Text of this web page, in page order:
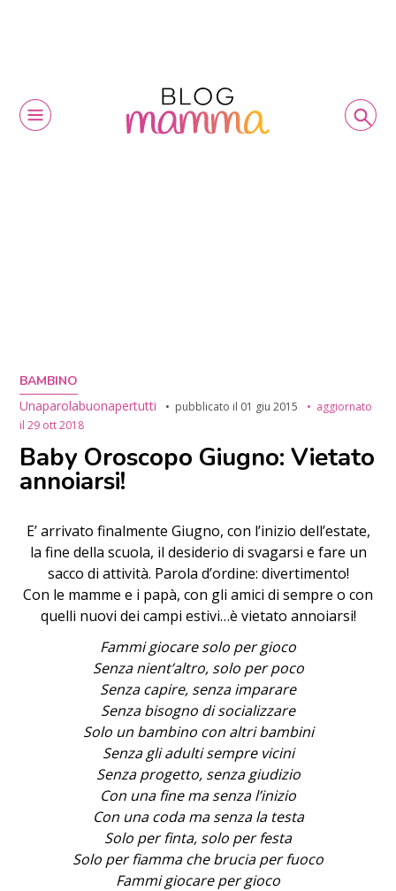
BAMBINO
Unaparolabuonapertutti
pubblicato il 01 giu 2015
aggiornato
il29 ott 2018
Baby Oroscopo Giugno: Vietato
annoiarsi!
E’ arrivato finalmente Giugno, con l’inizio dell’estate,
la fine della scuola, il desiderio di svagarsi e fare un
sacco di attività. Parola d’ordine: divertimento!
Con le mamme e i papà, con gli amici di sempre o con
quelli nuovi dei campi estivi…è vietato annoiarsi!
Fammi giocare solo per gioco
Senza nient’altro, solo per poco
Senza capire, senza imparare
Senza bisogno di socializzare
Solo un bambino con altri bambini
Senza gli adulti sempre vicini
Senza progetto, senza giudizio
Con una fine ma senza l’inizio
Con una coda ma senza la testa
Solo per finta, solo per festa
Solo per fiamma che brucia per fuoco
Fammi giocare per gioco